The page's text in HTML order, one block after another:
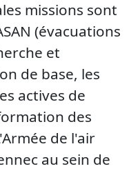
missions sont
(évacuations
et
de base, les
actives de
des
de l'air
au sein de